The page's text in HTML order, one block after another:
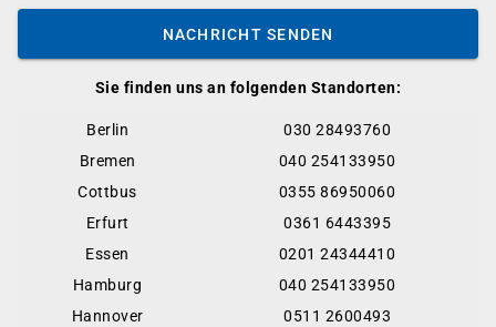
Sie finden uns an folgenden Standorten:
Berlin
030 28493760
Bremen
040 254133950
Cottbus
0355 86950060
Erfurt
0361 6443395
Essen
0201 24344410
Hamburg
040 254133950
Hannover
0511 2600493
NACHRICHT SENDEN